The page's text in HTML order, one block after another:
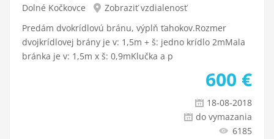
Dolné Kočkovce
Zobraziť vzdialenosť
Predám dvokrídlovú bránu, výplň ťahokov.Rozmer
dvojkrídlovej brány je v: 1,5m + š: jedno krídlo 2mMala
bránka je v: 1,5m x š: 0,9mKlučka a p
600 €
18-08-2018
do vymazania
6185